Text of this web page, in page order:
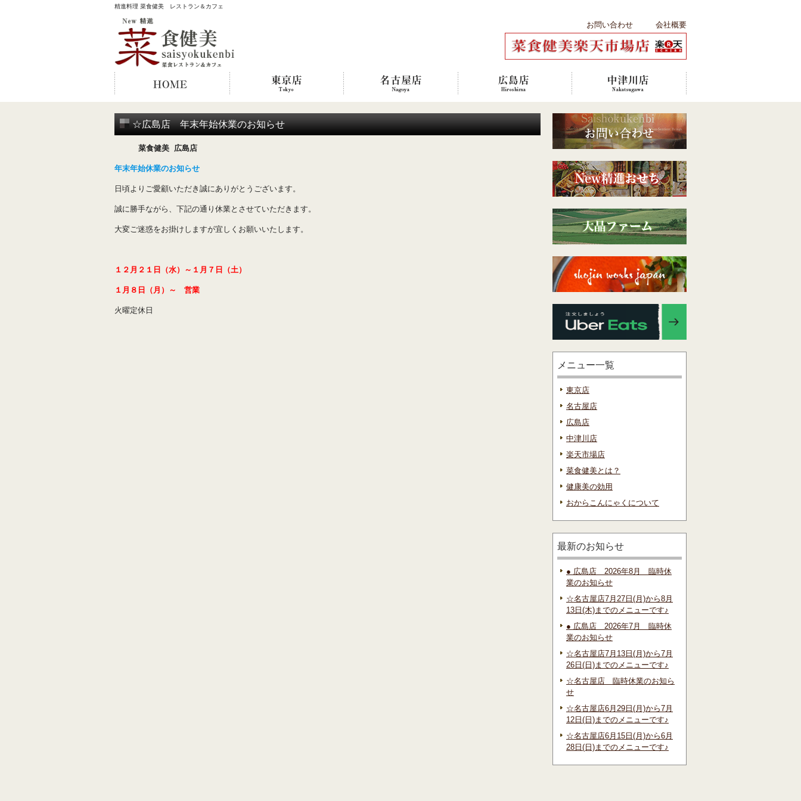
精進料理 菜食健美 レストラン＆カフェ
会社概要
お問い合わせ
☆広島店 年末年始休業のお知らせ
菜食健美 広島店
年末年始休業のお知らせ
日頃よりご愛顧いただき誠にありがとうございます。
誠に勝手ながら、下記の通り休業とさせていただきます。
大変ご迷惑をお掛けしますが宜しくお願いいたします。
１２月２１日（水）～１月７日（土）
１月８日（月）～ 営業
火曜定休日
メニュー一覧
東京店
名古屋店
広島店
中津川店
楽天市場店
菜食健美とは？
健康美の効用
おからこんにゃくについて
最新のお知らせ
● 広島店 2026年8月 臨時休
業のお知らせ
☆名古屋店7月27日(月)から8月
13日(木)までのメニューです♪
● 広島店 2026年7月 臨時休
業のお知らせ
☆名古屋店7月13日(月)から7月
26日(日)までのメニューです♪
☆名古屋店 臨時休業のお知ら
せ
☆名古屋店6月29日(月)から7月
12日(日)までのメニューです♪
☆名古屋店6月15日(月)から6月
28日(日)までのメニューです♪